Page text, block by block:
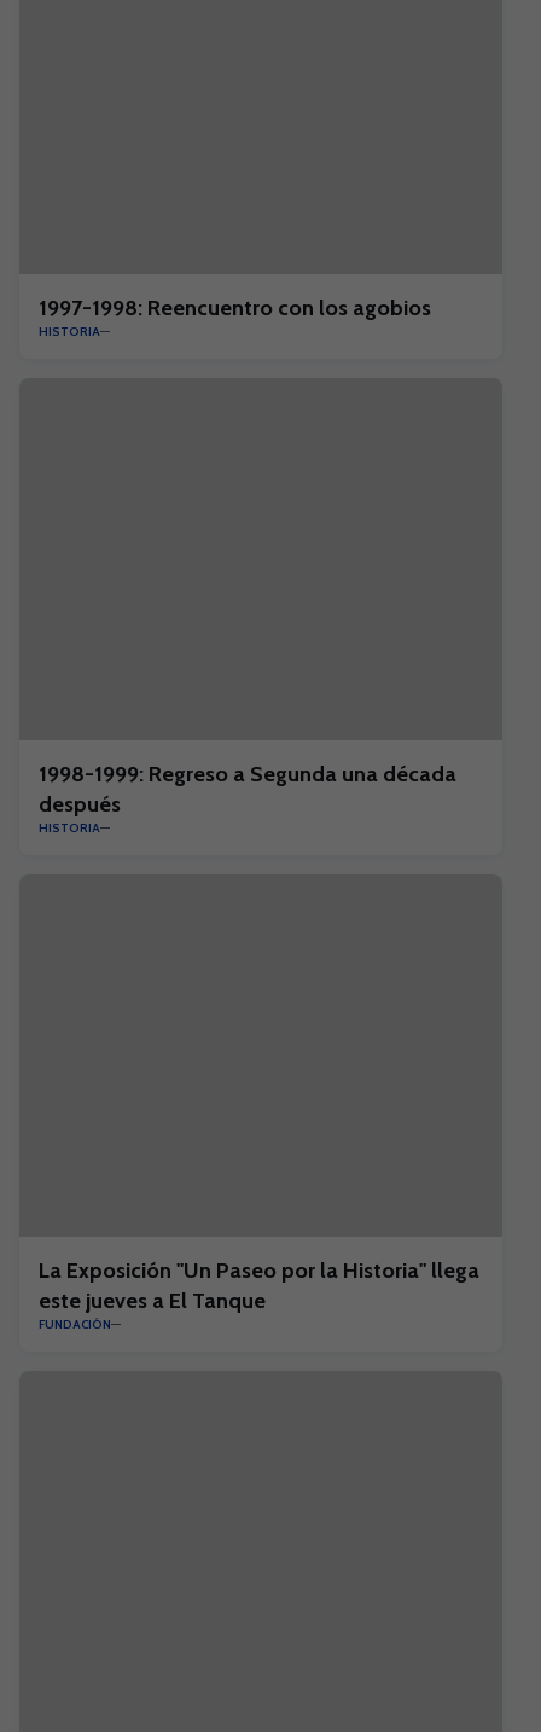
1997-1998: Reencuentro con los agobios
HISTORIA
1998-1999: Regreso a Segunda una década
después
HISTORIA
La Exposición "Un Paseo por la Historia" llega
este jueves a El Tanque
FUNDACIÓN